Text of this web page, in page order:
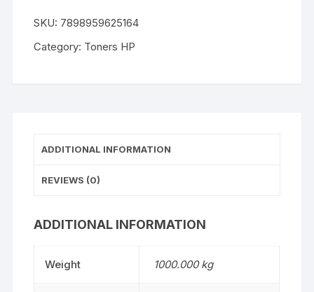
Yellow
M476DN
SKU: 7898959625164
Category: Toners HP
ADDITIONAL INFORMATION
REVIEWS (0)
ADDITIONAL INFORMATION
Weight 1000.000 kg